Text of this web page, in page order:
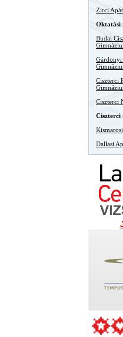
Zirci
Oktatási
Budai
Gárdonyi
Ciszterci
Ciszterci
Ciszterci
Dallasi